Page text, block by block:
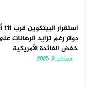
دولار رغم تزايد الرهانات
خفض الفائدة الأمريكية
سبتمبر 8, 2025